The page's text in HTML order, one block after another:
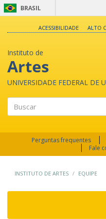
BRASIL
ACESSIBILIDADE ALTO
Instituto de
Artes
UNIVERSIDADE FEDERAL DE
Perguntas frequentes
Fale
INSTITUTO DE ARTES EQUIPE